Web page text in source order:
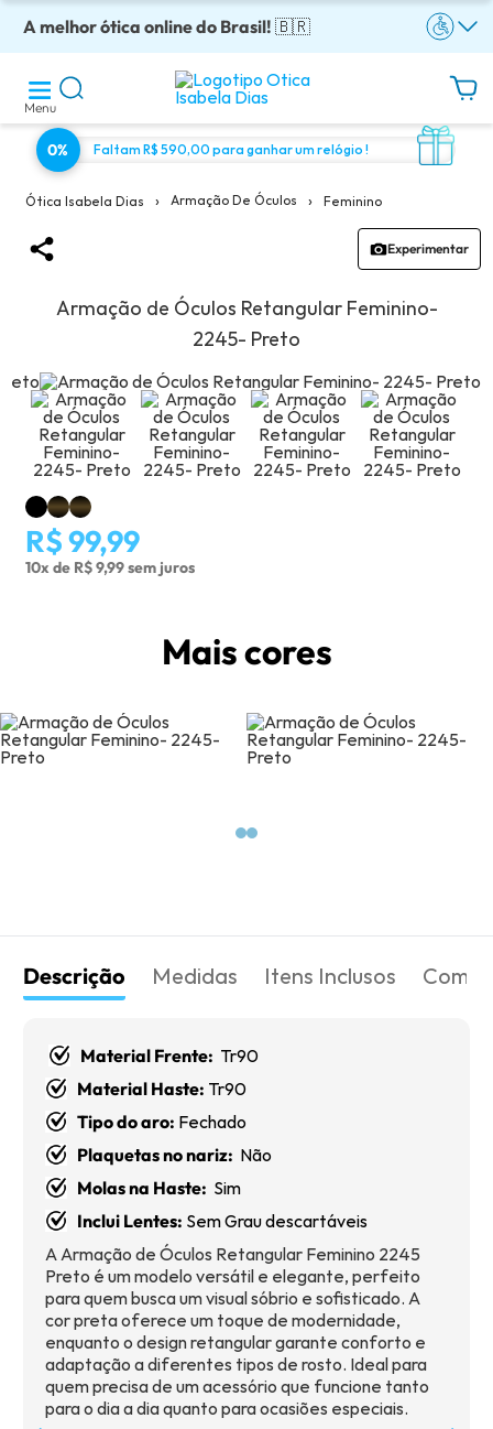
A melhor ótica online do Brasil!🇧🇷
Óculos completos armação + lentes a partir: R$199
Adquira em até 10x sem juros!
Enviamos para todo o Brasil!
Óculos de grau com preço justo!
Menu
0% Faltam R$ 590,00 para ganhar um relógio !
Ótica Isabela Dias › Armação De Óculos › Feminino
Experimentar
Armação de Óculos Retangular Feminino-
2245- Preto
R$ 99,99
10x de R$ 9,99 sem juros
Mais cores
Descrição Medidas Itens Inclusos Como
Material Frente: Tr90
Material Haste: Tr90
Tipo do aro: Fechado
Plaquetas no nariz: Não
Molas na Haste: Sim
Inclui Lentes: Sem Grau descartáveis
A Armação de Óculos Retangular Feminino 2245
Preto é um modelo versátil e elegante, perfeito
para quem busca um visual sóbrio e sofisticado. A
cor preta oferece um toque de modernidade,
enquanto o design retangular garante conforto e
adaptação a diferentes tipos de rosto. Ideal para
quem precisa de um acessório que funcione tanto
para o dia a dia quanto para ocasiões especiais.